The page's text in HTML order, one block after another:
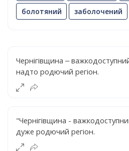
болотяний
заболочений
Чернігівщина ‒
надто родючий регіон.
"Чернігівщина -
дуже родючий регіон.